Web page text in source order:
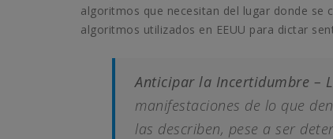
algoritmos que necesitan del lugar donde se
algoritmos utilizados en EEUU para dictar
Anticipar la Incertidumbre –
manifestaciones de lo que
las describen, pese a ser